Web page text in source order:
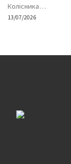
Колісника…
13/07/2026